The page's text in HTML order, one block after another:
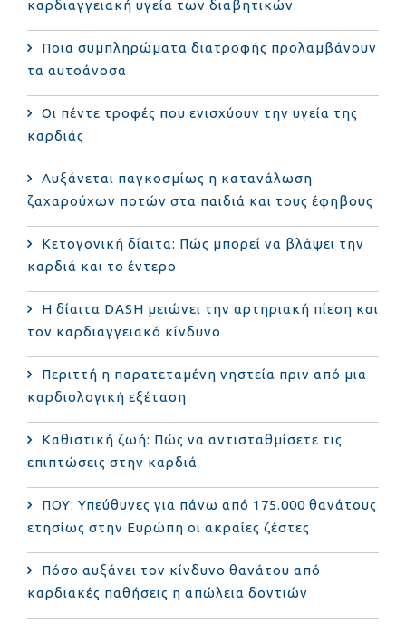
καρδιαγγειακή υγεία των διαβητικών
Ποια συμπληρώματα διατροφής προλαμβάνουν
τα αυτοάνοσα
Οι πέντε τροφές που ενισχύουν την υγεία της
καρδιάς
Αυξάνεται παγκοσμίως η κατανάλωση
ζαχαρούχων ποτών στα παιδιά και τους έφηβους
Κετογονική δίαιτα: Πώς μπορεί να βλάψει την
καρδιά και το έντερο
Η δίαιτα DASH μειώνει την αρτηριακή πίεση και
τον καρδιαγγειακό κίνδυνο
Περιττή η παρατεταμένη νηστεία πριν από μια
καρδιολογική εξέταση
Καθιστική ζωή: Πώς να αντισταθμίσετε τις
επιπτώσεις στην καρδιά
ΠΟΥ: Υπεύθυνες για πάνω από 175.000 θανάτους
ετησίως στην Ευρώπη οι ακραίες ζέστες
Πόσο αυξάνει τον κίνδυνο θανάτου από
καρδιακές παθήσεις η απώλεια δοντιών